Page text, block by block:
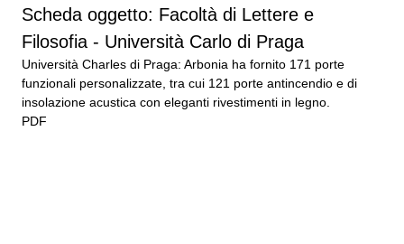
Scheda oggetto: Facoltà di Lettere e
Filosofia - Università Carlo di Praga
Università Charles di Praga: Arbonia ha fornito 171 porte
funzionali personalizzate, tra cui 121 porte antincendio e di
insolazione acustica con eleganti rivestimenti in legno.
PDF